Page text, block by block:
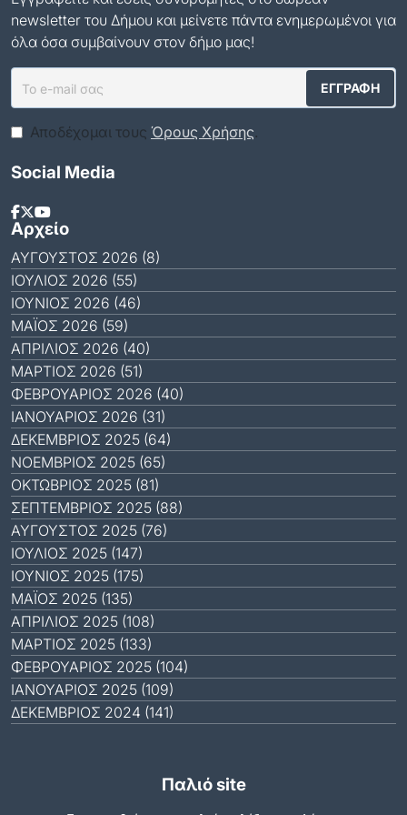
newsletter του Δήμου και μείνετε πάντα ενημερωμένοι για
όλα όσα συμβαίνουν στον δήμο μας!
Αποδέχομαι τους Όρους Χρήσης.
Social Media
Αρχείο
ΑΎΓΟΥΣΤΟΣ 2026 (8)
ΙΟΎΛΙΟΣ 2026 (55)
ΙΟΎΝΙΟΣ 2026 (46)
ΜΆΙΟΣ 2026 (59)
ΑΠΡΊΛΙΟΣ 2026 (40)
ΜΆΡΤΙΟΣ 2026 (51)
ΦΕΒΡΟΥΆΡΙΟΣ 2026 (40)
ΙΑΝΟΥΆΡΙΟΣ 2026 (31)
ΔΕΚΈΜΒΡΙΟΣ 2025 (64)
ΝΟΈΜΒΡΙΟΣ 2025 (65)
ΟΚΤΏΒΡΙΟΣ 2025 (81)
ΣΕΠΤΈΜΒΡΙΟΣ 2025 (88)
ΑΎΓΟΥΣΤΟΣ 2025 (76)
ΙΟΎΛΙΟΣ 2025 (147)
ΙΟΎΝΙΟΣ 2025 (175)
ΜΆΙΟΣ 2025 (135)
ΑΠΡΊΛΙΟΣ 2025 (108)
ΜΆΡΤΙΟΣ 2025 (133)
ΦΕΒΡΟΥΆΡΙΟΣ 2025 (104)
ΙΑΝΟΥΆΡΙΟΣ 2025 (109)
ΔΕΚΈΜΒΡΙΟΣ 2024 (141)
Παλιό site